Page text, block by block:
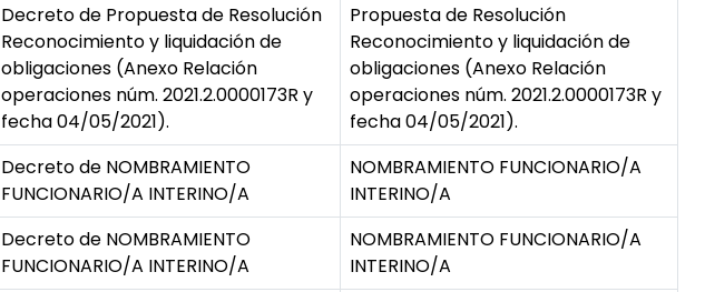
Decreto de Propuesta de Resolución
Reconocimiento y liquidación de
obligaciones (Anexo Relación
operaciones núm. 2021.2.0000173R y
fecha 04/05/2021).
Propuesta de Resolución
Reconocimiento y liquidación de
obligaciones (Anexo Relación
operaciones núm. 2021.2.0000173R y
fecha 04/05/2021).
Decreto de NOMBRAMIENTO
FUNCIONARIO/A INTERINO/A
NOMBRAMIENTO FUNCIONARIO/A
INTERINO/A
Decreto de NOMBRAMIENTO
FUNCIONARIO/A INTERINO/A
NOMBRAMIENTO FUNCIONARIO/A
INTERINO/A